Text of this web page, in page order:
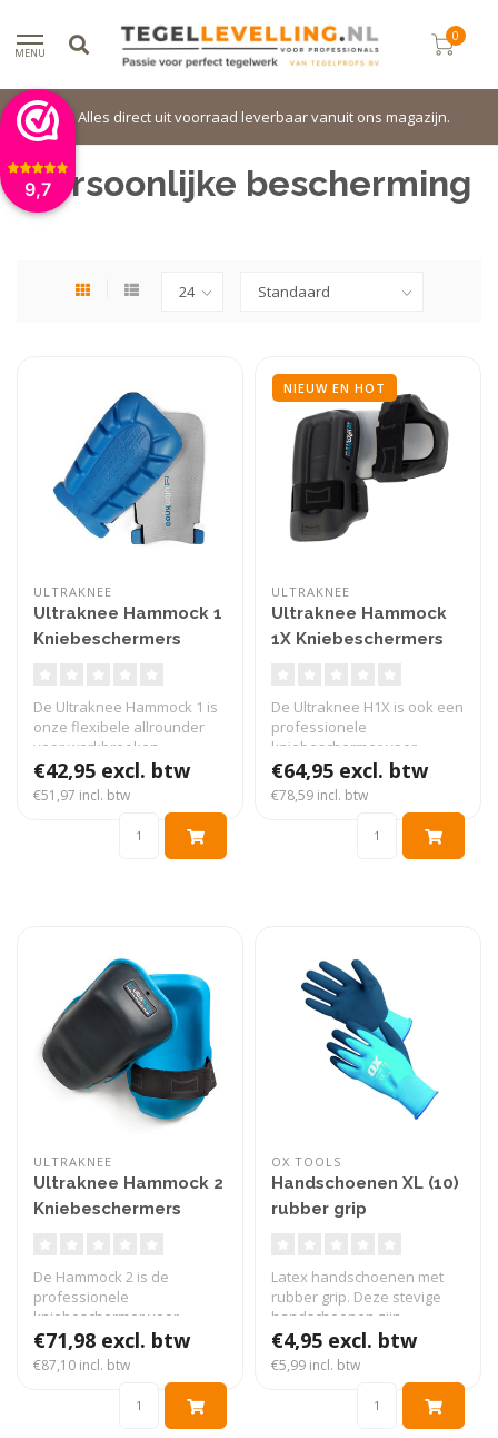
9,7
MENU
0
Alles direct uit voorraad leverbaar vanuit ons magazijn.
Persoonlijke bescherming
ULTRAKNEE
Ultraknee Hammock 1
Kniebeschermers
De Ultraknee Hammock 1 is
onze flexibele allrounder
voor werkbroeken..
€42,95 excl. btw
€51,97 incl. btw
NIEUW EN HOT
ULTRAKNEE
Ultraknee Hammock
1X Kniebeschermers
De Ultraknee H1X is ook een
professionele
kniebeschermer voor
langdurig werken ..
€64,95 excl. btw
€78,59 incl. btw
ULTRAKNEE
Ultraknee Hammock 2
Kniebeschermers
De Hammock 2 is de
professionele
kniebeschermer voor
langdurig werken op de
vloe..
€71,98 excl. btw
€87,10 incl. btw
OX TOOLS
Handschoenen XL (10)
rubber grip
Latex handschoenen met
rubber grip. Deze stevige
handschoenen zijn
waterdicht. S..
€4,95 excl. btw
€5,99 incl. btw